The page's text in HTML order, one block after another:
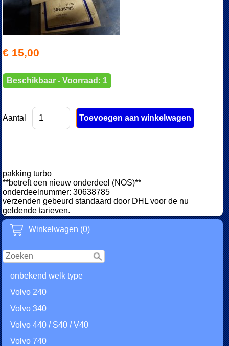
Winkelwagen (0)
onbekend welk type
Volvo 240
Volvo 340
Volvo 440 / S40 / V40
Volvo 740
€ 15,00
Beschikbaar - Voorraad: 1
Aantal
pakking turbo
**betreft een nieuw onderdeel (NOS)**
onderdeelnummer: 30638785
verzenden gebeurd standaard door DHL voor de nu
geldende tarieven.